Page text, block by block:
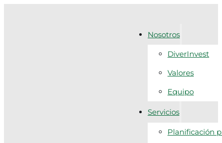
Nosotros
DiverInvest
Valores
Equipo
Servicios
Planificación